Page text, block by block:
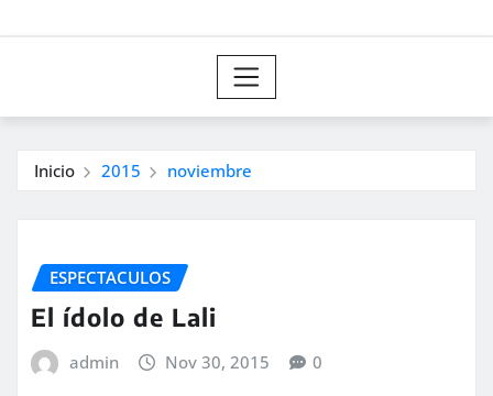
Inicio 2015 noviembre
ESPECTACULOS
El ídolo de Lali
admin Nov 30, 2015 0